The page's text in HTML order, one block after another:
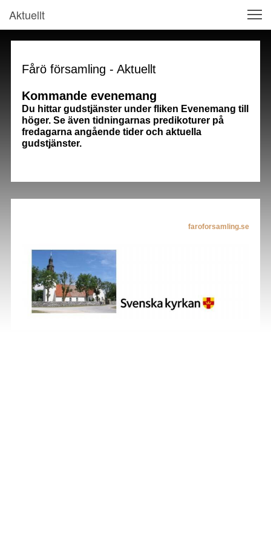
Aktuellt
Fårö församling - Aktuellt
Kommande evenemang
Du hittar gudstjänster under fliken Evenemang till
höger. Se även tidningarnas predikoturer på
fredagarna angående tider och aktuella
gudstjänster.
faroforsamling.se